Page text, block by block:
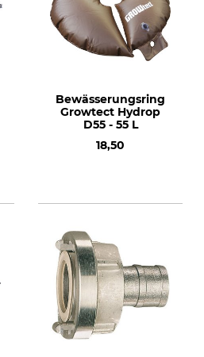
Bewässerungsring
Growtect Hydrop
D55 - 55 L
18,50